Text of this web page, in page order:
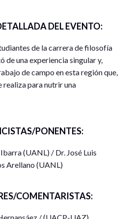
DEL EVENTO:
de la carrera de filosofía
de una experiencia singular y,
de campo en esta región que,
realiza para nutrir una
contribución quiere
sin ninguna pretensión,
lleva a esa experiencia
ello, para realizar esta
exige, hemos elegido los métodos
PONENTES:
(UANL) / Dr. José Luis
Arellano (UANL)
COMENTARISTAS:
/ (UACP-UAZ)